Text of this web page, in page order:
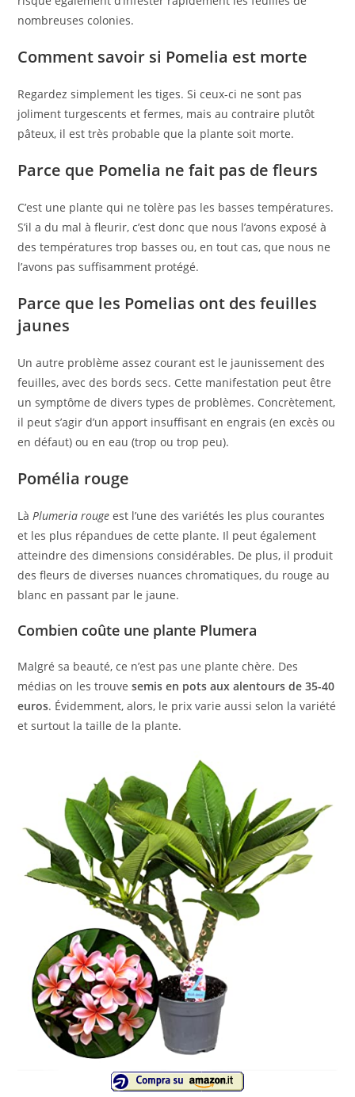
nombreuses colonies.
Comment savoir si Pomelia est morte
Regardez simplement les tiges. Si ceux-ci ne sont pas
joliment turgescents et fermes, mais au contraire plutôt
pâteux, il est très probable que la plante soit morte.
Parce que Pomelia ne fait pas de fleurs
C’est une plante qui ne tolère pas les basses températures.
S’il a du mal à fleurir, c’est donc que nous l’avons exposé à
des températures trop basses ou, en tout cas, que nous ne
l’avons pas suffisamment protégé.
Parce que les Pomelias ont des feuilles
jaunes
Un autre problème assez courant est le jaunissement des
feuilles, avec des bords secs. Cette manifestation peut être
un symptôme de divers types de problèmes. Concrètement,
il peut s’agir d’un apport insuffisant en engrais (en excès ou
en défaut) ou en eau (trop ou trop peu).
Pomélia rouge
LàPlumeria rouge est l’une des variétés les plus courantes
et les plus répandues de cette plante. Il peut également
atteindre des dimensions considérables. De plus, il produit
des fleurs de diverses nuances chromatiques, du rouge au
blanc en passant par le jaune.
Combien coûte une plante Plumera
Malgré sa beauté, ce n’est pas une plante chère. Des
médias on les trouve semis en pots aux alentours de 35-40
euros. Évidemment, alors, le prix varie aussi selon la variété
et surtout la taille de la plante.